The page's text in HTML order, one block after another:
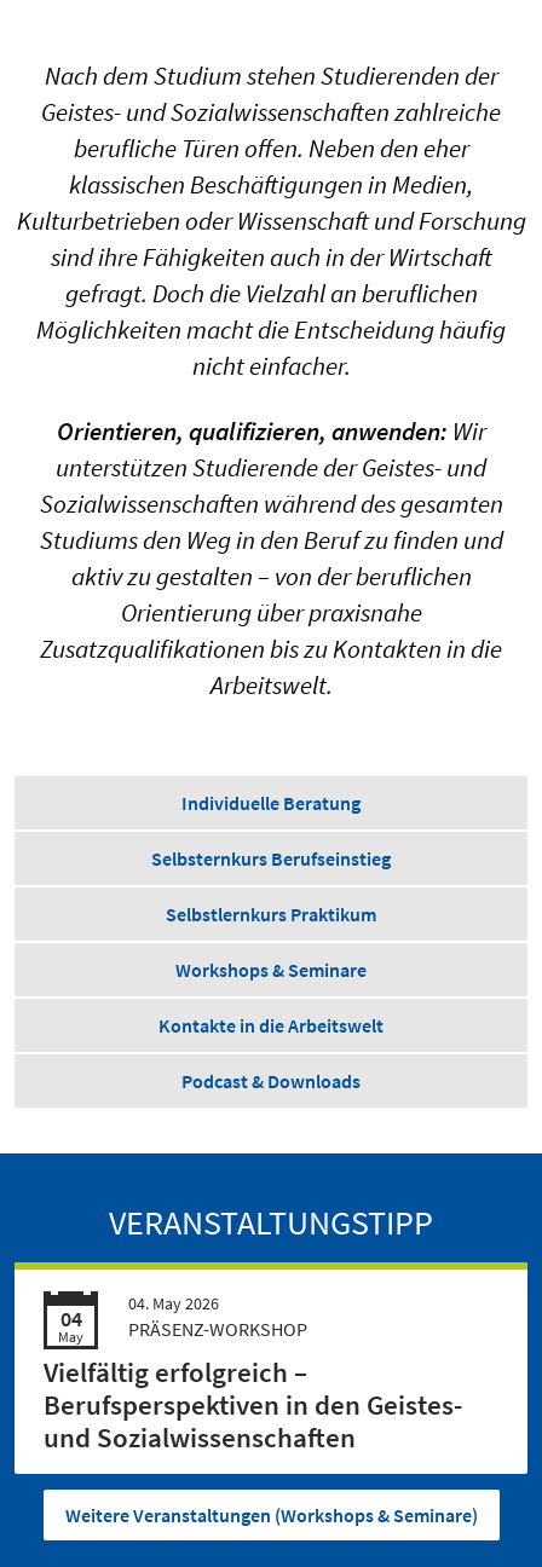
Nach dem Studium stehen Studierenden der
Geistes- und Sozialwissenschaften zahlreiche
berufliche Türen offen. Neben den eher
klassischen Beschäftigungen in Medien,
Kulturbetrieben oder Wissenschaft und Forschung
sind ihre Fähigkeiten auch in der Wirtschaft
gefragt. Doch die Vielzahl an beruflichen
Möglichkeiten macht die Entscheidung häufig
nicht einfacher.
Orientieren, qualifizieren, anwenden: Wir
unterstützen Studierende der Geistes- und
Sozialwissenschaften während des gesamten
Studiums den Weg in den Beruf zu finden und
aktiv zu gestalten – von der beruflichen
Orientierung über praxisnahe
Zusatzqualifikationen bis zu Kontakten in die
Arbeitswelt.
Individuelle Beratung
Selbsternkurs Berufseinstieg
Selbstlernkurs Praktikum
Workshops & Seminare
Kontakte in die Arbeitswelt
Podcast & Downloads
VERANSTALTUNGSTIPP
04
May
04. May 2026
PRÄSENZ-WORKSHOP
Vielfältig erfolgreich –
Berufsperspektiven in den Geistes-
und Sozialwissenschaften
Weitere Veranstaltungen (Workshops & Seminare)